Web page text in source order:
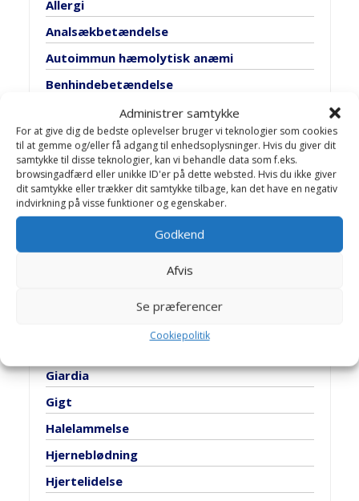
Administrer samtykke
For at give dig de bedste oplevelser bruger vi teknologier som cookies
til at gemme og/eller få adgang til enhedsoplysninger. Hvis du giver dit
samtykke til disse teknologier, kan vi behandle data som f.eks.
browsingadfærd eller unikke ID'er på dette websted. Hvis du ikke giver
dit samtykke eller trækker dit samtykke tilbage, kan det have en negativ
indvirkning på visse funktioner og egenskaber.
Godkend
Afvis
Se præferencer
Cookiepolitik
Allergi
Analsækbetændelse
Autoimmun hæmolytisk anæmi
Benhindebetændelse
Blærebetændelse
Blærehalskirtlen
Blæresten
Bugspytkirtel lidelser
Cancer
Giardia
Gigt
Halelammelse
Hjerneblødning
Hjertelidelse